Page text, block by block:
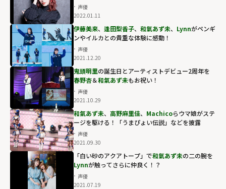
声優
2022.01.11
伊藤美来、 逢田梨香子、 和氣あず未、 Lynnがペンギ
ンやイルカとの貴重な体験に感動！
声優
2021.12.20
鬼頭明里の誕生日とアーティストデビュー2周年を
春野杏＆和氣あず未もお祝い！
声優
2021.10.29
和氣あず未、 高野麻里佳、 Machicoらウマ娘がステ
ージを駆ける！「うまぴょい伝説」などを披露
声優
2021.09.30
「白い砂のアクアトープ」で和氣あず未の二の腕を
Lynnが触ってさらに仲良く！？
声優
2021.07.19